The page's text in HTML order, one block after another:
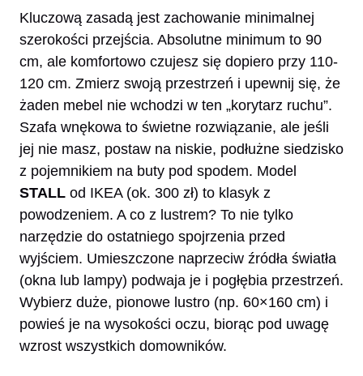
Kluczową zasadą jest zachowanie minimalnej
szerokości przejścia. Absolutne minimum to 90
cm, ale komfortowo czujesz się dopiero przy 110-
120 cm. Zmierz swoją przestrzeń i upewnij się, że
żaden mebel nie wchodzi w ten „korytarz ruchu”.
Szafa wnękowa to świetne rozwiązanie, ale jeśli
jej nie masz, postaw na niskie, podłużne siedzisko
z pojemnikiem na buty pod spodem. Model
STALL od IKEA (ok. 300 zł) to klasyk z
powodzeniem. A co z lustrem? To nie tylko
narzędzie do ostatniego spojrzenia przed
wyjściem. Umieszczone naprzeciw źródła światła
(okna lub lampy) podwaja je i pogłębia przestrzeń.
Wybierz duże, pionowe lustro (np. 60×160 cm) i
powieś je na wysokości oczu, biorąc pod uwagę
wzrost wszystkich domowników.